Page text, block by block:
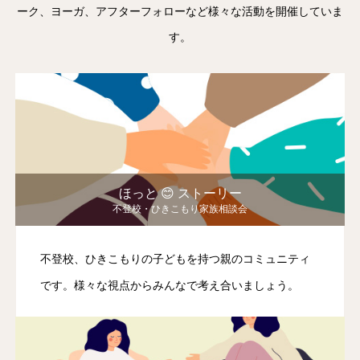
ーク、ヨーガ、アフターフォローなど様々な活動を開催していま
す。
ほっと 😊 ストーリー
不登校・ひきこもり家族相談会
不登校、ひきこもりの子どもを持つ親のコミュニティ
です。様々な視点からみんなで考え合いましょう。